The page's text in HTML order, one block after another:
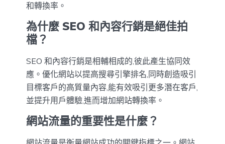
和轉換率。
為什麼 SEO 和內容行銷是絕佳拍
檔？
SEO 和內容行銷是相輔相成的,彼此產生協同效
應。優化網站以提高搜尋引擎排名,同時創造吸引
目標客戶的高質量內容,能有效吸引更多潛在客戶,
並提升用戶體驗,進而增加網站轉換率。
網站流量的重要性是什麼？